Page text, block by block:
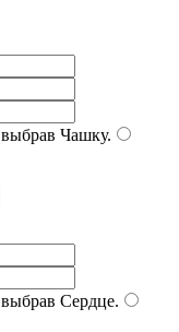
Чашку.
Сердце.